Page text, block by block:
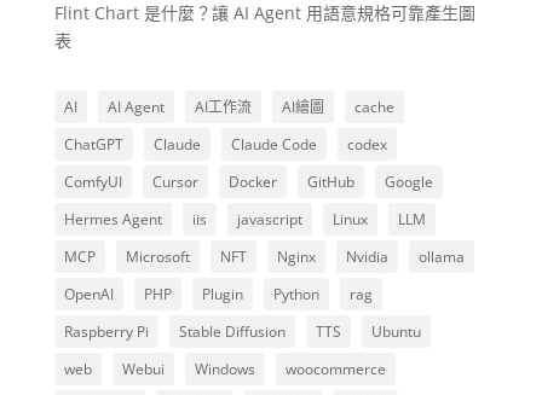
Flint Chart 是什麼？讓 AI Agent 用語意規格可靠產生圖
表
AI AI Agent AI工作流 AI繪圖
cache
ChatGPT
Claude Claude Code
codex
ComfyUI
Cursor Docker GitHub
Google
Hermes Agent
iis javascript Linux
LLM
MCP
Microsoft NFT Nginx Nvidia
ollama
OpenAI
PHP Plugin Python
rag
Raspberry Pi
Stable Diffusion TTS
Ubuntu
web
Webui Windows
woocommerce